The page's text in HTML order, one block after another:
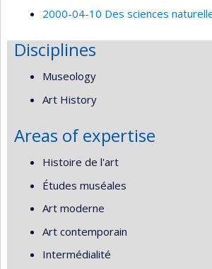
2000-04-10 Des sciences
Disciplines
Museology
Art History
Areas of expertise
Histoire de l'art
Études muséales
Art moderne
Art contemporain
Intermédialité